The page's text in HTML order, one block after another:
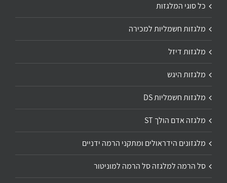
כל סוגי המלגזות
מלגזות חשמליות למכירה
מלגזות דיזל
מלגזות היגש
מלגזות חשמליות DS
מלגזה אדם הולך ST
מלגזונים הידראולים ומתקני הרמה ידניים
סל הרמה למלגזה סל הרמה למוניטור